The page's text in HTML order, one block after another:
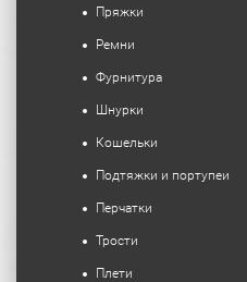
Пряжки
Ремни
Фурнитура
Шнурки
Кошельки
Подтяжки и портупеи
Перчатки
Трости
Плети